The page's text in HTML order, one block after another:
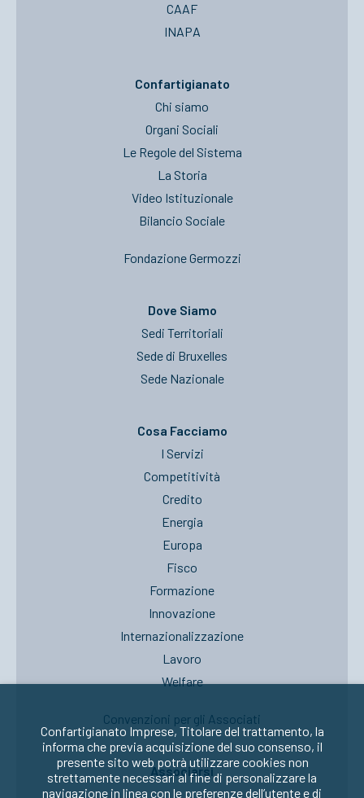
CAAF
INAPA
Confartigianato
Chi siamo
Organi Sociali
Le Regole del Sistema
La Storia
Video Istituzionale
Bilancio Sociale
Fondazione Germozzi
Dove Siamo
Sedi Territoriali
Sede di Bruxelles
Sede Nazionale
Cosa Facciamo
I Servizi
Competitività
Credito
Energia
Europa
Fisco
Formazione
Innovazione
Internazionalizzazione
Lavoro
Welfare
Convenzioni per gli Associati
Associarsi
Confartigianato Imprese, Titolare del trattamento, la
informa che previa acquisizione del suo consenso, il
presente sito web potrà utilizzare cookies non
strettamente necessari al fine di personalizzare la
navigazione in linea con le preferenze dell’utente e di